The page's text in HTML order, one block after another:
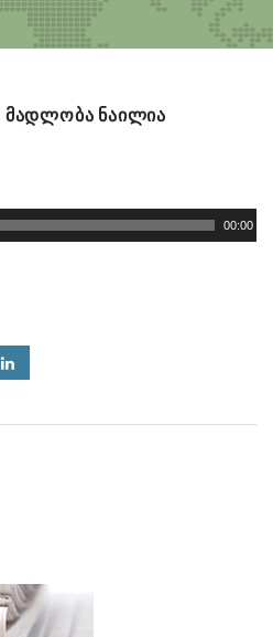
ᲛᲐᲓᲚᲝᲑᲐ ᲜᲐᲘᲚᲘᲐ
00:00